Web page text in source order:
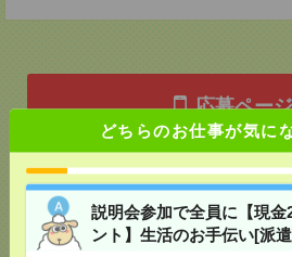
どちらのお仕事が気に
説明会参加で全員に【現金
ント】生活のお手伝い[派
応募ペー
気になる